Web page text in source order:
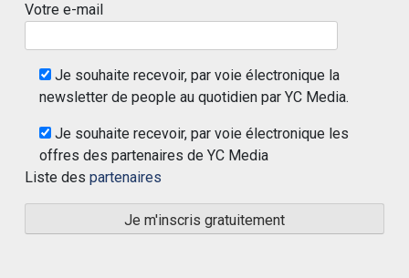
Votre e-mail
Je souhaite recevoir, par voie électronique la
newsletter de people au quotidien par YC Media.
Je souhaite recevoir, par voie électronique les
offres des partenaires de YC Media
Liste des partenaires